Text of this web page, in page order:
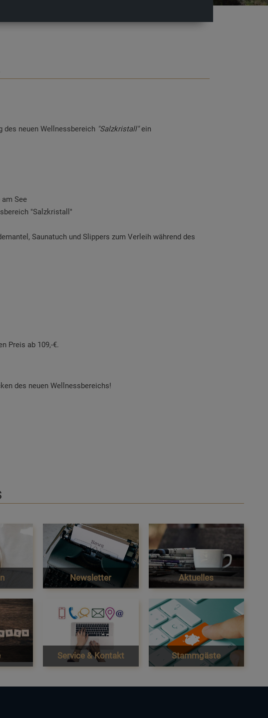
des neuen Wellnessbereich "Salzkristall"ein
See
"Salzkristall"
Saunatuch und Slippers zum Verleih während des
Preis ab 109,-€.
des neuen Wellnessbereichs!
Newsletter Aktuelles
Service & Kontakt Stammgäste